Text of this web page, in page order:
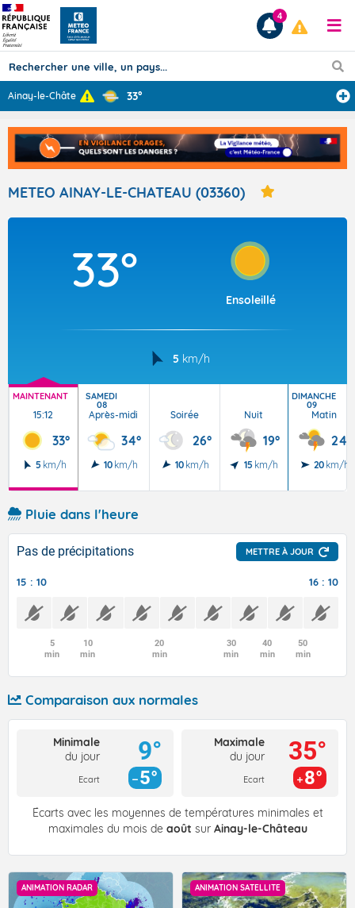
Prévisions
TOUS LES RÉSULTATS
Articles
4
Ainay-le-Châtea... 33°
METEO AINAY-LE-CHATEAU (03360)
33°
Ensoleillé
5 km/h
MAINTENANT
15:12
33°
5 km/h
SAMEDI
08
Après-midi
34°
10 km/h
Soirée
26°
10 km/h
Nuit
19°
15 km/h
DIMANCHE
09
Matin
24°
20 km/h
Pluie dans l'heure
Pas de précipitations METTRE À JOUR
15 : 10 16 : 10
5
min
10
min
20
min
30
min
40
min
50
min
Comparaison aux normales
Minimale
du jour
Ecart
9°
5°
Maximale
du jour
Ecart
35°
8°
Écarts avec les moyennes de températures minimales et
maximales du mois de août sur Ainay-le-Château
ANIMATION RADAR ANIMATION SATELLITE